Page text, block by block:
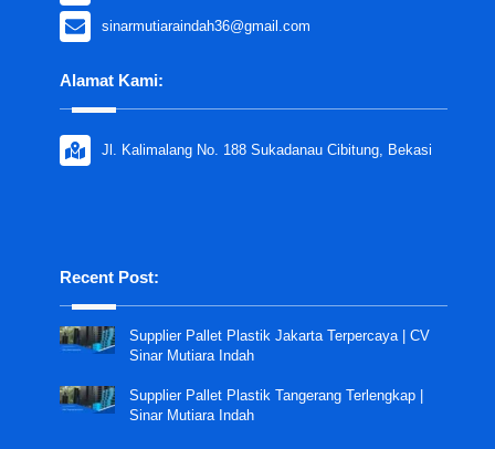
sinarmutiaraindah36@gmail.com
Alamat Kami:
Jl. Kalimalang No. 188 Sukadanau Cibitung, Bekasi
Recent Post:
Supplier Pallet Plastik Jakarta Terpercaya | CV
Sinar Mutiara Indah
Supplier Pallet Plastik Tangerang Terlengkap |
Sinar Mutiara Indah